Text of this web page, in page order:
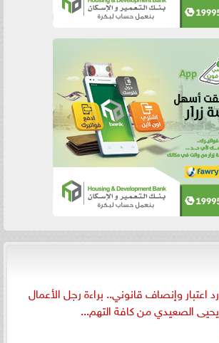
رد اعتبار وإنصاف قانوني.. براءة رجل الأعمال
يحيى الصعيدي من كافة التهم...